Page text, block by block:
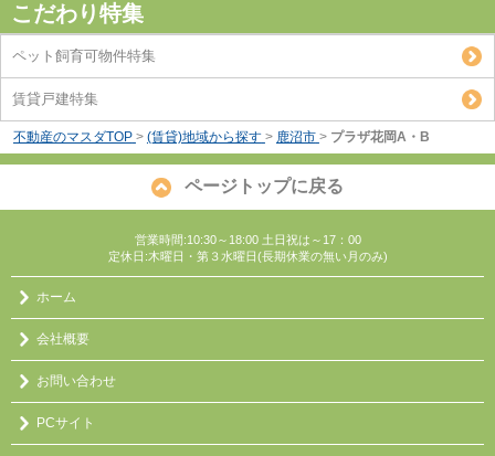
こだわり特集
ペット飼育可物件特集
賃貸戸建特集
不動産のマスダTOP > (賃貸)地域から探す > 鹿沼市 > プラザ花岡A・B
ページトップに戻る
営業時間:10:30～18:00 土日祝は～17：00
定休日:木曜日・第３水曜日(長期休業の無い月のみ)
ホーム
会社概要
お問い合わせ
PCサイト